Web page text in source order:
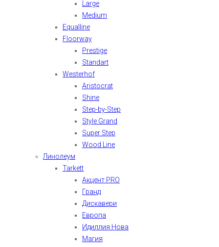
Large
Medium
Equalline
Floorway
Prestige
Standart
Westerhof
Aristocrat
Shine
Step-by-Step
Style Grand
Super Step
Wood Line
Линолеум
Tarkett
Акцент PRO
Гранд
Дискавери
Европа
Идиллия Нова
Магия